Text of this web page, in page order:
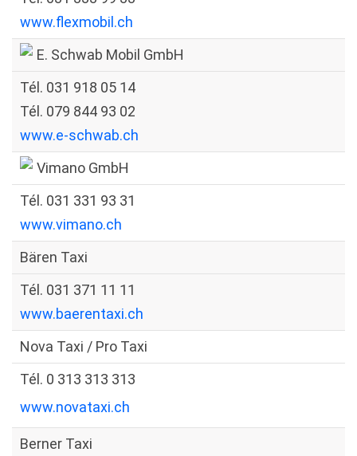
www.flexmobil.ch
E. Schwab Mobil GmbH
Tél. 031 918 05 14
Tél. 079 844 93 02
www.e-schwab.ch
Vimano GmbH
Tél. 031 331 93 31
www.vimano.ch
Bären Taxi
Tél. 031 371 11 11
www.baerentaxi.ch
Nova Taxi / Pro Taxi
Tél. 0 313 313 313
www.novataxi.ch
Berner Taxi